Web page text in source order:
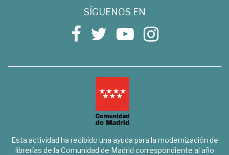
SÍGUENOS EN
Esta actividad ha recibido una ayuda para la modernización de
librerías de la Comunidad de Madrid correspondiente al año